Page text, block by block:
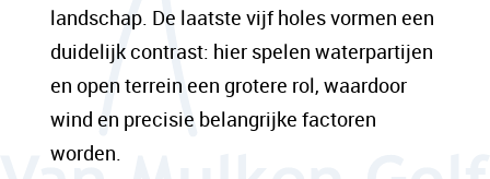
landschap. De laatste vijf holes vormen een
duidelijk contrast: hier spelen waterpartijen
en open terrein een grotere rol, waardoor
wind en precisie belangrijke factoren
worden.